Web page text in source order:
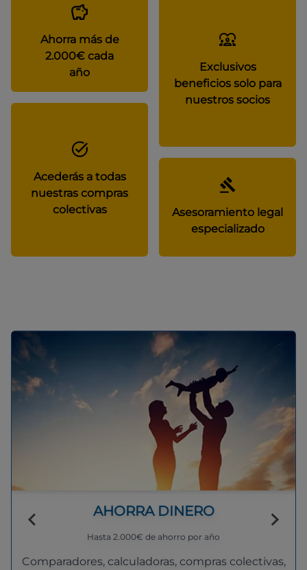
Ahorra más de
2.000€ cada
año
Exclusivos
beneficios solo para
nuestros socios
Acederás a todas
nuestras compras
colectivas
Asesoramiento legal
especializado
AHORRA DINERO
Hasta 2.000€ de ahorro por año
Comparadores, calculadoras, compras colectivas,